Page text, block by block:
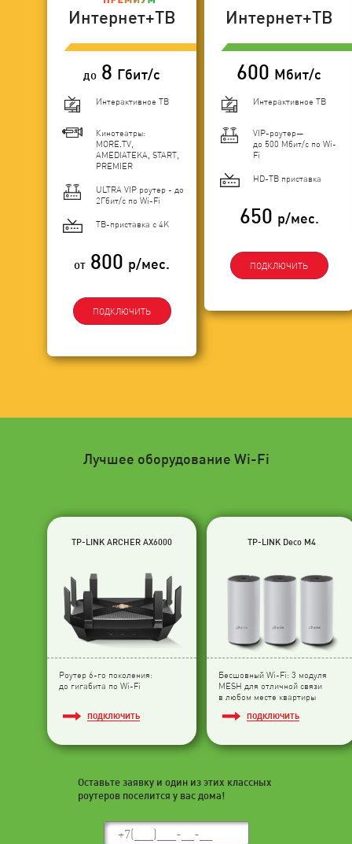
Интернет+ТВ
до 8 Гбит/с
Интерактивное ТВ
Кинотеатры:
MORE.TV,
AMEDIATEKA, START,
PREMIER
ULTRA VIP роутер - до
2Гбит/c по Wi-Fi
ТВ-приставка с 4K
от 800 р/мес.
ПОДКЛЮЧИТЬ
Интернет+ТВ
600 Мбит/с
Интерактивное ТВ
VIP-роутер—
до 500 Мбит/с по Wi-
Fi
HD-ТВ приставка
650 р/мес.
ПОДКЛЮЧИТЬ
Лучшее оборудование Wi-Fi
TP-LINK ARCHER AX6000
Роутер 6-го поколения:
до гигабита по Wi-Fi
ПОДКЛЮЧИТЬ
TP-LINK Deco M4
Бесшовный Wi-Fi: 3 модуля
МESH для отличной связи
в любом месте квартиры
ПОДКЛЮЧИТЬ
Оставьте заявку и один из этих классных
роутеров поселится у вас дома!